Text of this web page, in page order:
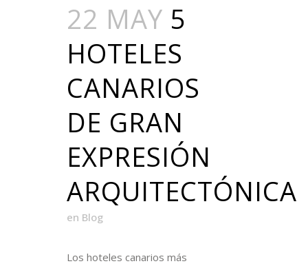
22 MAY 5
HOTELES
CANARIOS
DE GRAN
EXPRESIÓN
ARQUITECTÓNICA
en Blog
Los hoteles canarios más